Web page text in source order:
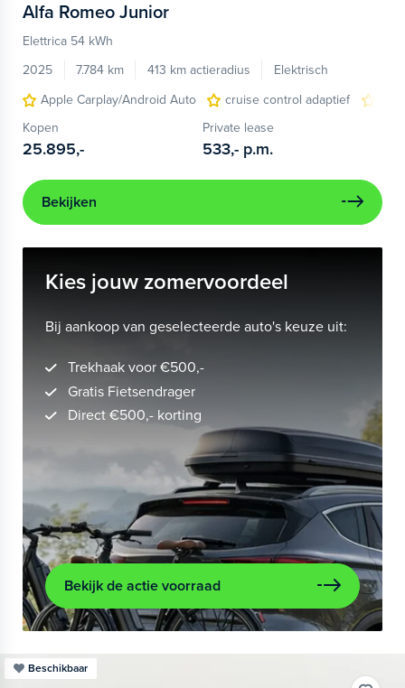
Alfa Romeo Junior
Elettrica 54 kWh
2025
7.784 km 413 km actieradius
Elektrisch
Apple Carplay/Android Auto
cruise control adaptief
Kopen
25.895,-
Private lease
533,- p.m.
Bekijken
Kies jouw zomervoordeel
Bij aankoop van geselecteerde auto's keuze uit:
Trekhaak voor €500,-
Gratis Fietsendrager
Direct €500,- korting
Bekijk de actie voorraad
Beschikbaar